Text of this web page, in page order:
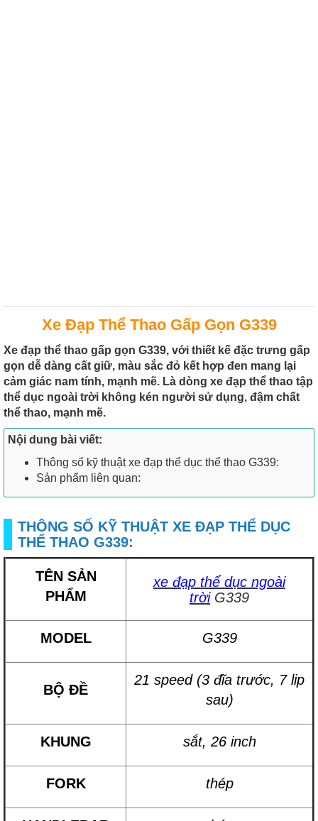
Xe Đạp Thể Thao Gấp Gọn G339
Xe đạp thể thao gấp gọn G339, với thiết kế đặc trưng gấp
gọn dễ dàng cất giữ, màu sắc đỏ kết hợp đen mang lại
cảm giác nam tính, mạnh mẽ. Là dòng xe đạp thể thao tập
thể dục ngoài trời không kén người sử dụng, đậm chất
thể thao, mạnh mẽ.
Nội dung bài viết:
Thông số kỹ thuật xe đạp thể dục thể thao G339:
Sản phẩm liên quan:
THÔNG SỐ KỸ THUẬT XE ĐẠP THỂ DỤC
THỂ THAO G339:
TÊN SẢN
PHẨM
xe đạp thể dục ngoài
trờiG339
MODEL G339
BỘ ĐỀ
21 speed (3 đĩa trước, 7 lip
sau)
KHUNG sắt, 26 inch
FORK thép